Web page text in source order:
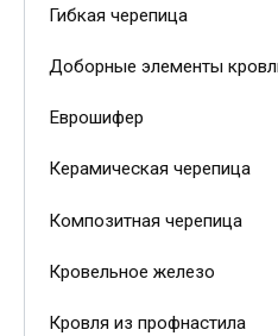
Гибкая черепица
Доборные элементы
Еврошифер
Керамическая черепица
Композитная черепица
Кровельное железо
Кровля из профнастила